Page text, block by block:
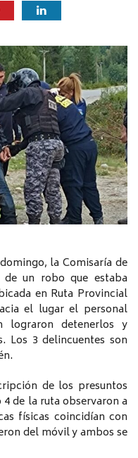
la Comisaría de
un robo que estaba
en Ruta Provincial
el lugar el personal
lograron detenerlos y
Los 3 delincuentes son
de los presuntos
de la ruta observaron a
físicas coincidían con
del móvil y ambos se